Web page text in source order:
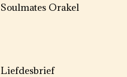
Soulmates Orakel
Liefdesbrief